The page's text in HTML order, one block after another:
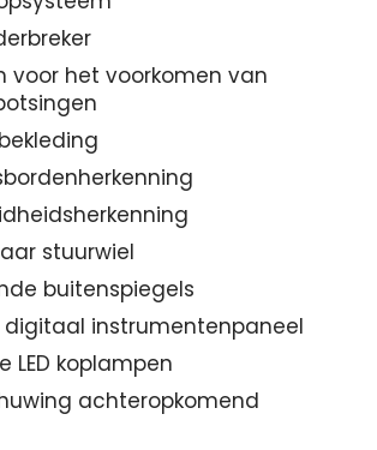
voor het voorkomen van
stuurwiel
buitenspiegels
digitaal instrumentenpaneel
LED koplampen
achteropkomend